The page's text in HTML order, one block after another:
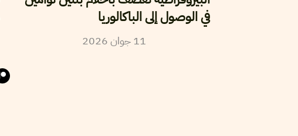
في الوصول إلى الباكالوريا
11جوان2026